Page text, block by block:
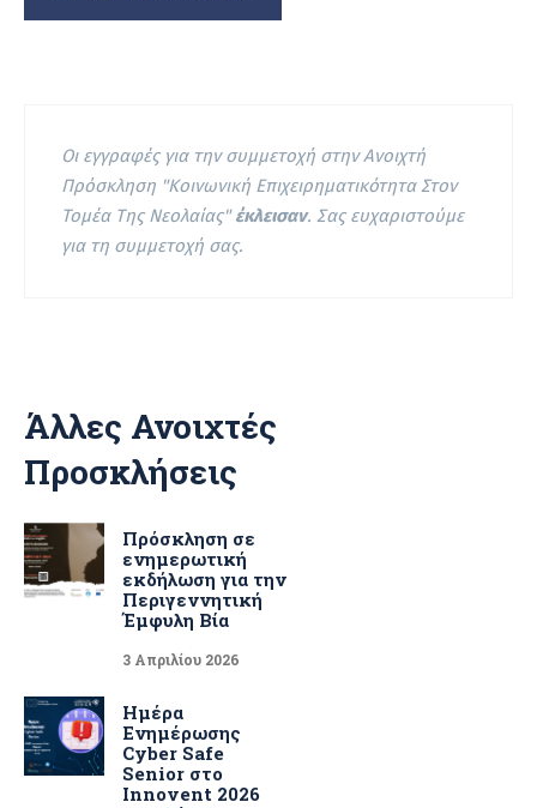
Οι εγγραφές για την συμμετοχή στην Ανοιχτή
Πρόσκληση "Κοινωνική Επιχειρηματικότητα Στον
Τομέα Της Νεολαίας"έκλεισαν. Σας ευχαριστούμε
για τη συμμετοχή σας.
Άλλες Ανοιχτές
Προσκλήσεις
Πρόσκληση σε
ενημερωτική
εκδήλωση για την
Περιγεννητική
Έμφυλη Βία
3 Απριλίου 2026
Ημέρα
Ενημέρωσης
Cyber Safe
Senior στο
Innovent 2026